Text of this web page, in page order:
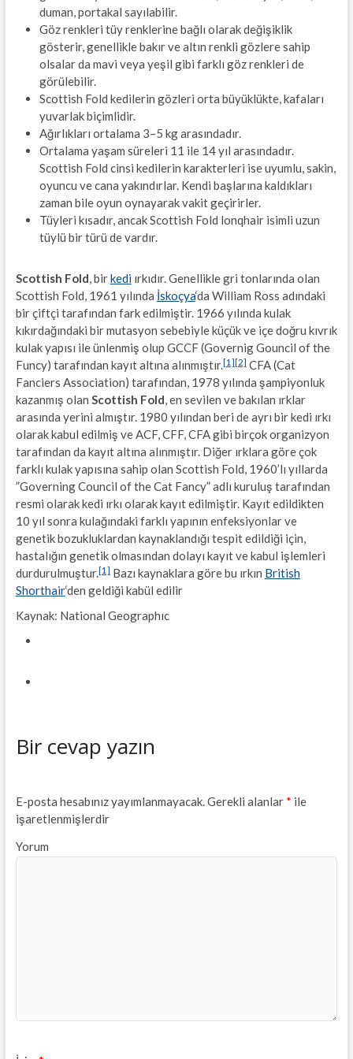
duman, portakal sayılabilir.
Göz renkleri tüy renklerine bağlı olarak değişiklik
gösterir, genellikle bakır ve altın renkli gözlere sahip
olsalar da mavi veya yeşil gibi farklı göz renkleri de
görülebilir.
Scottish Fold kedilerin gözleri orta büyüklükte, kafaları
yuvarlak biçimlidir.
Ağırlıkları ortalama 3–5 kg arasındadır.
Ortalama yaşam süreleri 11 ile 14 yıl arasındadır.
Scottish Fold cinsi kedilerin karakterleri ise uyumlu, sakin,
oyuncu ve cana yakındırlar. Kendi başlarına kaldıkları
zaman bile oyun oynayarak vakit geçirirler.
Tüyleri kısadır, ancak Scottish Fold lonqhair isimli uzun
tüylü bir türü de vardır.
Scottish Fold, birkedi ırkıdır. Genellikle gri tonlarında olan
Scottish Fold, 1961 yılında İskoçya‘da William Ross adındaki
bir çiftçi tarafından fark edilmiştir. 1966 yılında kulak
kıkırdağındaki bir mutasyon sebebiyle küçük ve içe doğru kıvrık
kulak yapısı ile ünlenmiş olup GCCF (Governig Gouncil of the
Funcy) tarafından kayıt altına alınmıştır.[1][2]CFA (Cat
Fanciers Association) tarafından, 1978 yılında şampiyonluk
kazanmış olan Scottish Fold, en sevilen ve bakılan ırklar
arasında yerini almıştır. 1980 yılından beri de ayrı bir kedi ırkı
olarak kabul edilmiş ve ACF, CFF, CFA gibi birçok organizyon
tarafından da kayıt altına alınmıştır. Diğer ırklara göre çok
farklı kulak yapısına sahip olan Scottish Fold, 1960’lı yıllarda
”Governing Council of the Cat Fancy” adlı kuruluş tarafından
resmi olarak kedi ırkı olarak kayıt edilmiştir. Kayıt edildikten
10 yıl sonra kulağındaki farklı yapının enfeksiyonlar ve
genetik bozukluklardan kaynaklandığı tespit edildiği için,
hastalığın genetik olmasından dolayı kayıt ve kabul işlemleri
durdurulmuştur.[1]Bazı kaynaklara göre bu ırkın British
Shorthair‘den geldiği kabül edilir
Kaynak: National Geographıc
Bir cevap yazın
E-posta hesabınız yayımlanmayacak.Gerekli alanlar * ile
işaretlenmişlerdir
Yorum